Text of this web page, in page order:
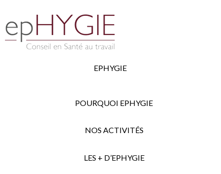
EPHYGIE
POURQUOI EPHYGIE
NOS ACTIVITÉS
LES + D’EPHYGIE